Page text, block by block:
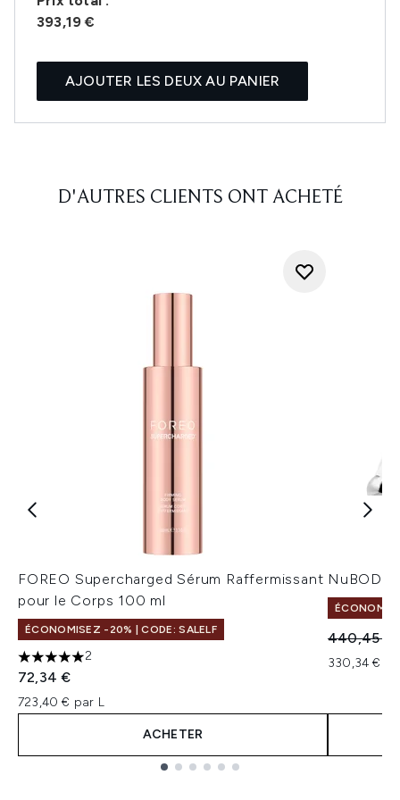
393,19 €
AJOUTER LES DEUX AU PANIER
D'AUTRES CLIENTS ONT ACHETÉ
FOREO Supercharged Sérum Raffermissant
pour le Corps 100 ml
ÉCONOMISEZ -20% | CODE: SALELF
5 étoiles sur un maximum de 5
2
72,34 €
723,40 € par L
ACHETER
NuBODY
Prix de
440,45 €
330,34 €